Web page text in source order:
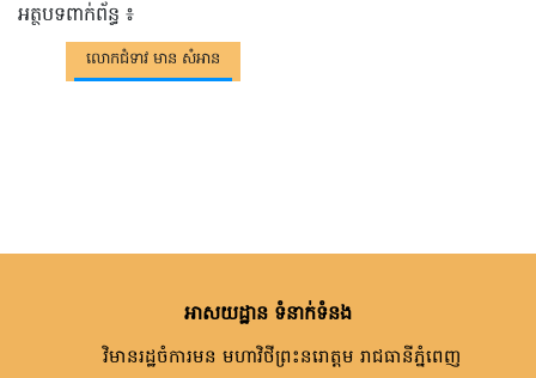
អត្ថបទពាក់ព័ន្ធ ៖
លោកជំទាវ មាន សំអាន
អាសយដ្ឋាន ទំនាក់ទំនង
វិមានរដ្ឋចំការមន មហាវិថីព្រះនរោត្តម រាជធានីភ្នំពេញ